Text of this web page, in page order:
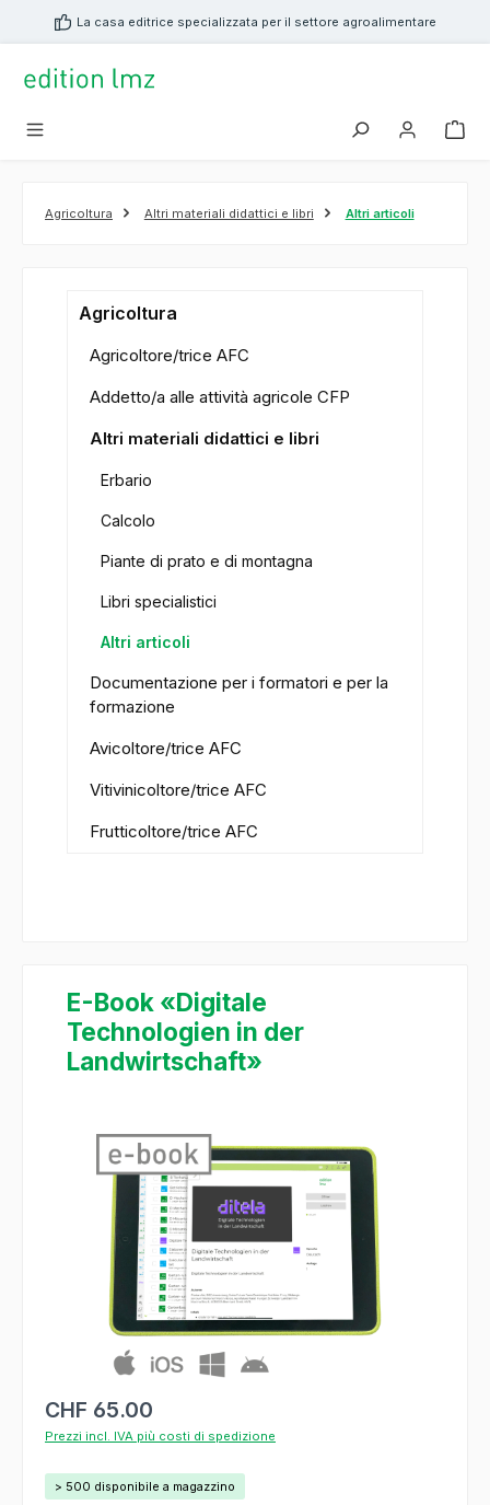
principaleLa casa editrice specializzata per il settore agroalimentare
Agricoltura Altri materiali didattici e libri Altri articoli
Agricoltura
Agricoltore/trice AFC
Addetto/a alle attività agricole CFP
Altri materiali didattici e libri
Erbario
Calcolo
Piante di prato e di montagna
Libri specialistici
Altri articoli
Documentazione per i formatori e per la
formazione
Avicoltore/trice AFC
Vitivinicoltore/trice AFC
Frutticoltore/trice AFC
E-Book «Digitale
Technologien in der
Landwirtschaft»
Salta la galleria di immagini
CHF 65.00
Prezzi incl. IVA più costi di spedizione
> 500 disponibile a magazzino